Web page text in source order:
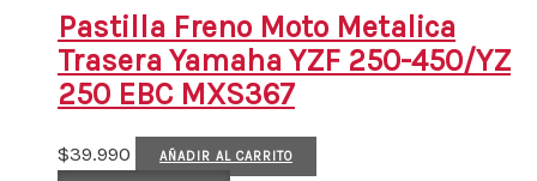
Pastilla Freno Moto Metalica
Trasera Yamaha YZF 250-450/YZ
250 EBC MXS367
$39.990 AÑADIR AL CARRITO